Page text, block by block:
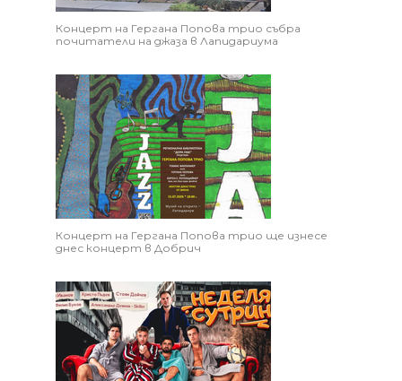
Концерт на Гергана Попова трио събра
почитатели на джаза в Лапидариума
Концерт на Гергана Попова трио ще изнесе
днес концерт в Добрич